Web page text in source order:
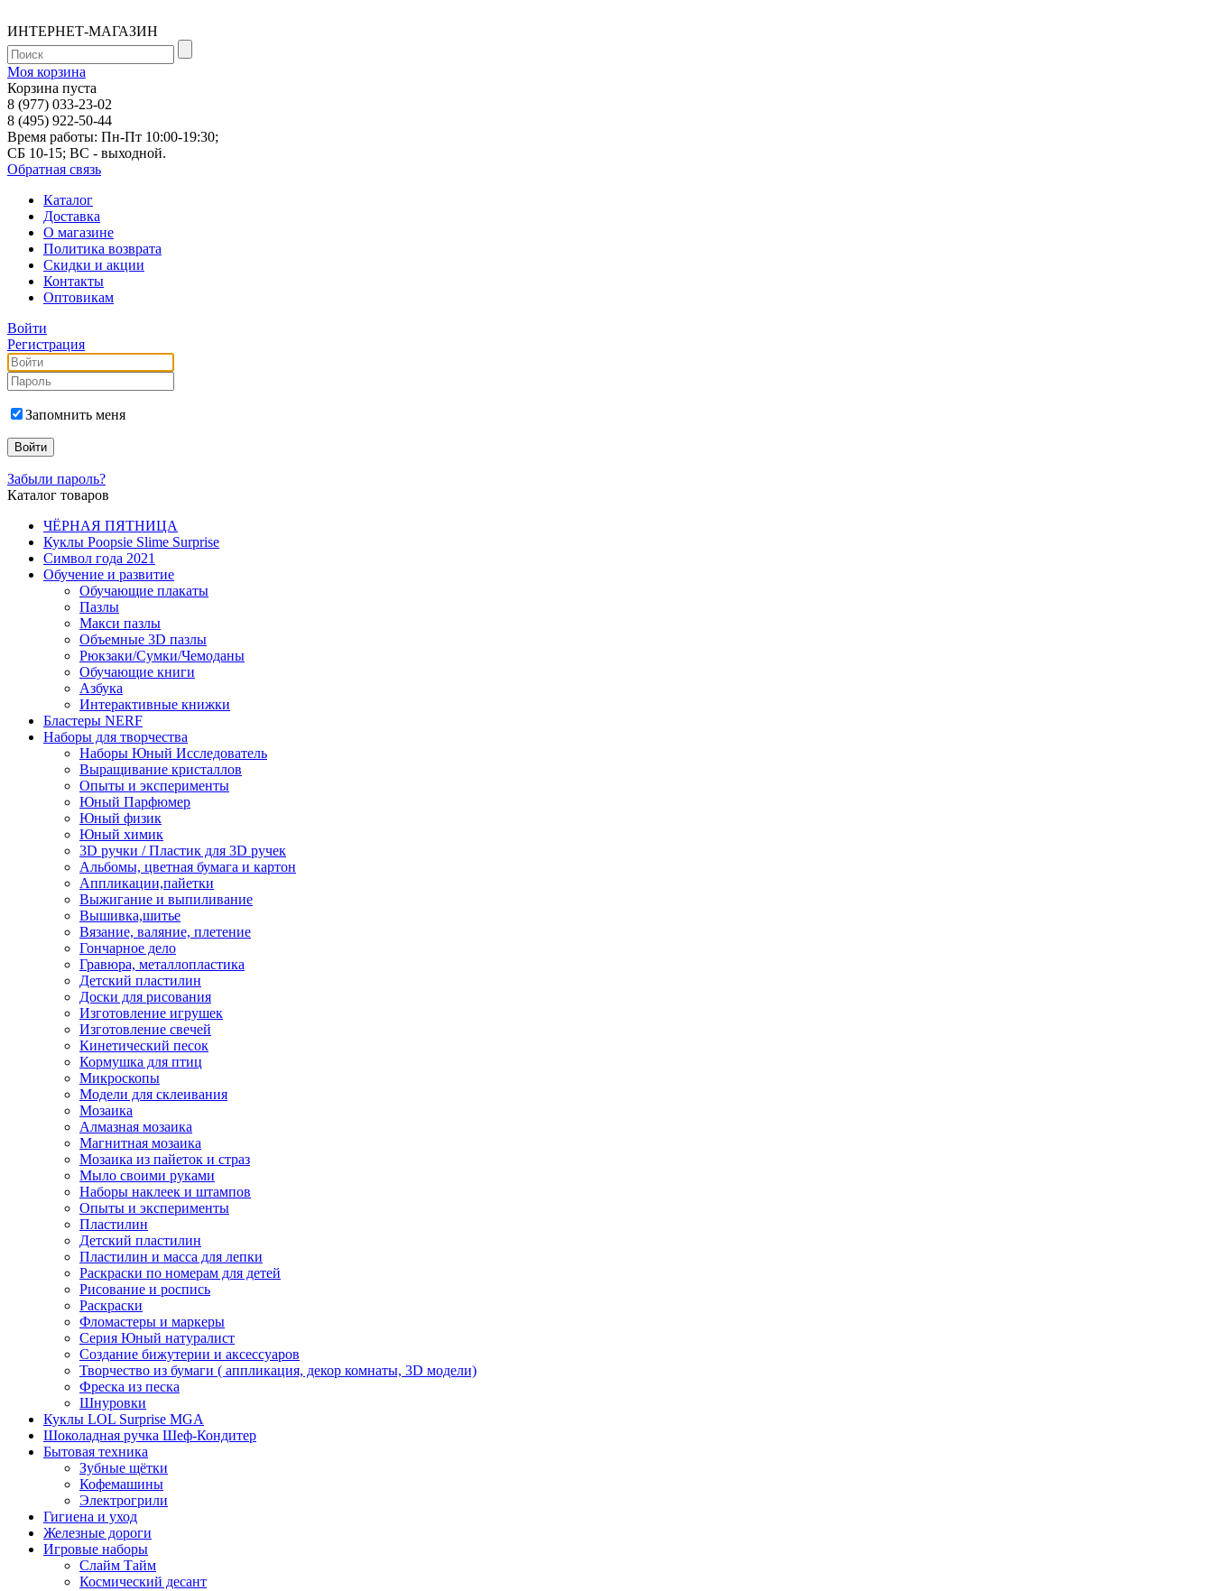
ИНТЕРНЕТ-МАГАЗИН
Моя корзина
Корзина пуста
8 (977) 033-23-02
8 (495) 922-50-44
Время работы: Пн-Пт 10:00-19:30;
СБ 10-15; ВС - выходной.
Обратная связь
Каталог
Доставка
О магазине
Политика возврата
Скидки и акции
Контакты
Оптовикам
Войти
Регистрация
Запомнить меня
Забыли пароль?
Каталог товаров
ЧЁРНАЯ ПЯТНИЦА
Куклы Poopsie Slime Surprise
Символ года 2021
Обучение и развитие
Обучающие плакаты
Пазлы
Макси пазлы
Объемные 3D пазлы
Рюкзаки/Сумки/Чемоданы
Обучающие книги
Азбука
Интерактивные книжки
Бластеры NERF
Наборы для творчества
Наборы Юный Исследователь
Выращивание кристаллов
Опыты и эксперименты
Юный Парфюмер
Юный физик
Юный химик
3D ручки / Пластик для 3D ручек
Альбомы, цветная бумага и картон
Аппликации,пайетки
Выжигание и выпиливание
Вышивка,шитье
Вязание, валяние, плетение
Гончарное дело
Гравюра, металлопластика
Детский пластилин
Доски для рисования
Изготовление игрушек
Изготовление свечей
Кинетический песок
Кормушка для птиц
Микроскопы
Модели для склеивания
Мозаика
Алмазная мозаика
Магнитная мозаика
Мозаика из пайеток и страз
Мыло своими руками
Наборы наклеек и штампов
Опыты и эксперименты
Пластилин
Детский пластилин
Пластилин и масса для лепки
Раскраски по номерам для детей
Рисование и роспись
Раскраски
Фломастеры и маркеры
Серия Юный натуралист
Создание бижутерии и аксессуаров
Творчество из бумаги ( аппликация, декор комнаты, 3D модели)
Фреска из песка
Шнуровки
Куклы LOL Surprise MGA
Шоколадная ручка Шеф-Кондитер
Бытовая техника
Зубные щётки
Кофемашины
Электрогрили
Гигиена и уход
Железные дороги
Игровые наборы
Слайм Тайм
Космический десант